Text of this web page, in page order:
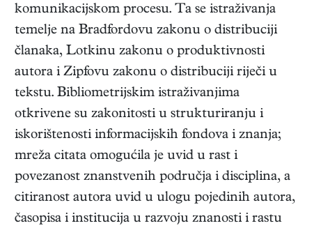
komunikacijskom procesu. Ta se istraživanja
temelje na Bradfordovu zakonu o distribuciji
članaka, Lotkinu zakonu o produktivnosti
autora i Zipfovu zakonu o distribuciji riječi u
tekstu. Bibliometrijskim istraživanjima
otkrivene su zakonitosti u strukturiranju i
iskorištenosti informacijskih fondova i znanja;
mreža citata omogućila je uvid u rast i
povezanost znanstvenih područja i disciplina, a
citiranost autora uvid u ulogu pojedinih autora,
časopisa i institucija u razvoju znanosti i rastu